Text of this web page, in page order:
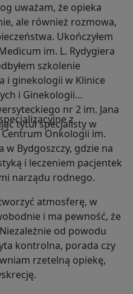
uważam, że opieka
ale również rozmowa,
Ukończyłem
im. L. Rydygiera
szkolenie
i ginekologii w Klinice
i Ginekologii
nr 2 im. Jana
tytuł specjalisty w
z
Onkologii im.
w Bydgoszczy, gdzie na
i leczeniem pacjentek
narządu rodnego.
atmosferę, w
i ma pewność, że
od powodu
kontrolna, porada czy
rzetelną opiekę,